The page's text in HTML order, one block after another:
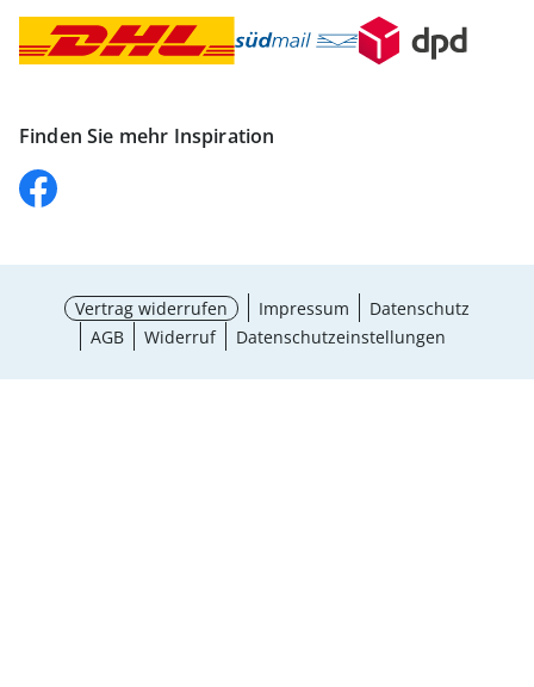
Finden Sie mehr Inspiration
Vertrag widerrufen Impressum
Datenschutz
AGB
Widerruf Datenschutzeinstellungen